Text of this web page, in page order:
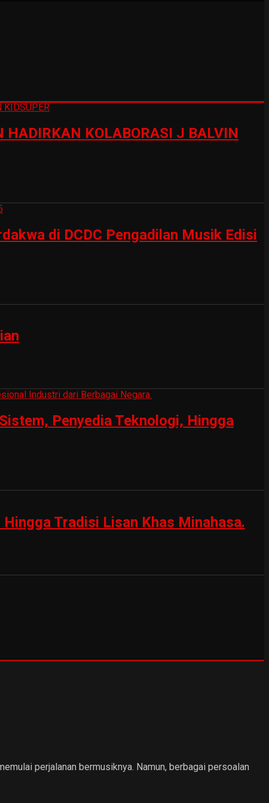
HADIRKAN KOLABORASI J BALVIN
di DCDC Pengadilan Musik Edisi
Penyedia Teknologi, Hingga
Tradisi Lisan Khas Minahasa.
perjalanan bermusiknya. Namun, berbagai persoalan